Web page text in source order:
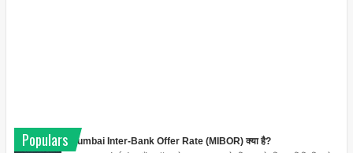
Populars
Mumbai Inter-Bank Offer Rate (MIBOR) क्या है?